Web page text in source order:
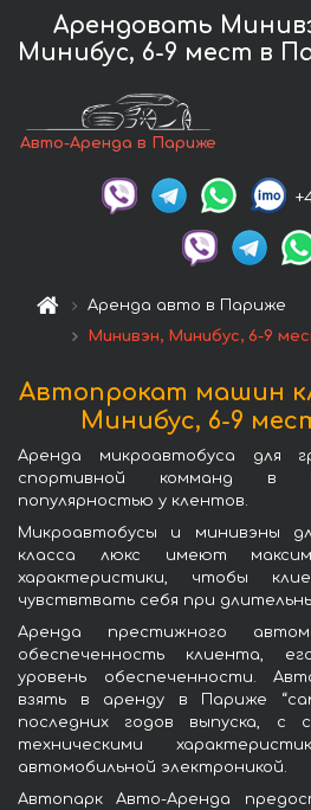
Арендовать
Минибус, 6-9 мест в
Авто-Аренда в Париже
Аренда авто в Париже
Минивэн, Минибус, 6-9
Автопрокат машин
Минибус, 6-9
Аренда микроавтобуса для
спортивной комманд в
популярностью у клентов.
Микроавтобусы и минивэны
класса люкс имеют
характеристики, чтобы
чувствтвать себя при
Аренда престижного
обеспеченность клиента,
уровень обеспеченности.
взять в аренду в Париже
последних годов выпуска, с
техническими
автомобильной электроникой.
Автопарк Авто-Аренда